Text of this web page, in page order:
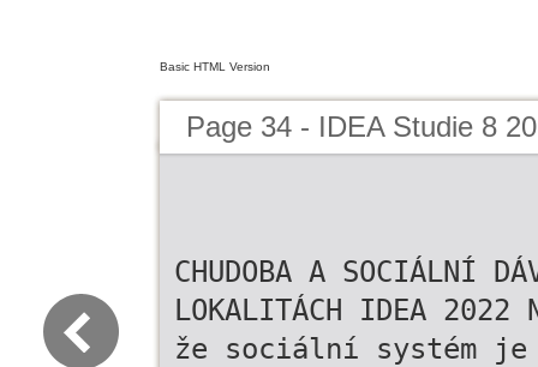
Basic HTML Version
Page 34 - IDEA Studie 8
CHUDOBA A SOCIÁLNÍ
LOKALITÁCH IDEA
že sociální systém je